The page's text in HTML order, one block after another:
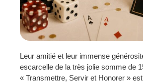
Leur amitié et leur immense
escarcelle de la très jolie somme de
« Transmettre, Servir et Honorer »